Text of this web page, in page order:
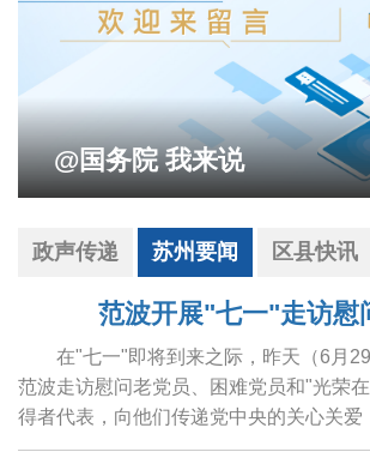
影响营商环境建设问题线索征集
政声传递 苏州要闻 区县快讯
范波开展"七一"走访慰
在"七一"即将到来之际，昨天（6月
范波走访慰问老党员、困难党员和"光荣
得者代表，向他们传递党中央的关心关爱
员和党务工作者致以诚挚问候。老党员李